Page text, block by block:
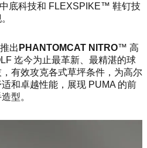
底科技和 FLEXSPIKE™ 鞋钉技
出 PHANTOMCAT NITRO™ 高
迄今为止最革新、最精湛的球
有效攻克各式草坪条件，为高尔
和卓越性能，展现 PUMA 的前
型。